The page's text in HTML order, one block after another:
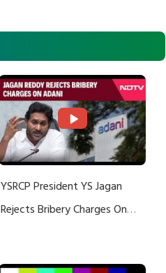
YSRCP President YS Jagan
Rejects Bribery Charges On